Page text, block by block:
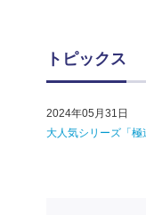
トピックス
2024年05月31日
大人気シリーズ「極